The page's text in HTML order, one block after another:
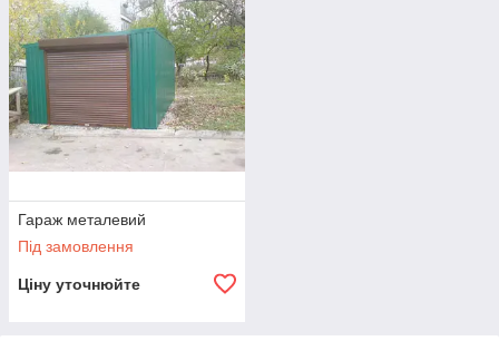
гараж-склад;
гараж під сто.
Гараж металевий
Під замовлення
Ціну уточнюйте